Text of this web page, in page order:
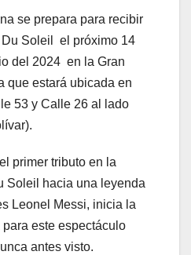
se prepara para recibir
Soleil el próximo 14
del 2024 en la Gran
que estará ubicada en
53 y Calle 26 al lado
primer tributo en la
Soleil hacia una leyenda
Leonel Messi, inicia la
este espectáculo
antes visto.